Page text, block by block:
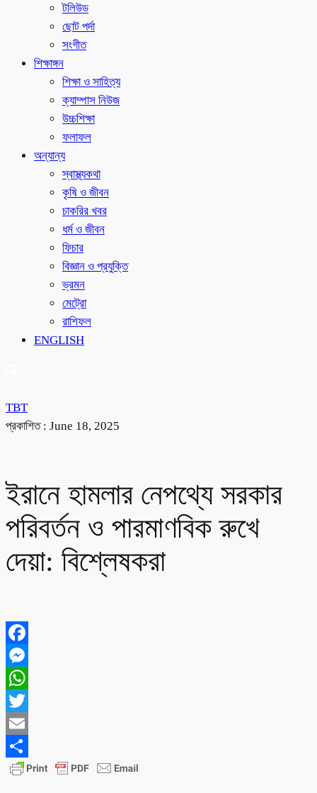
টলিউড
ছোট পর্দা
সংগীত
শিক্ষাঙ্গন
শিক্ষা ও সাহিত্য
ক্যাম্পাস নিউজ
উচ্চশিক্ষা
ফলাফল
অন্যান্য
স্বাস্থ্যকথা
কৃষি ও জীবন
চাকরির খবর
ধর্ম ও জীবন
ফিচার
বিজ্ঞান ও প্রযুক্তি
ভ্রমন
মেট্রো
রাশিফল
ENGLISH
TBT
প্রকাশিত : June 18, 2025
ইরানে হামলার নেপথ্যে সরকার
পরিবর্তন ও পারমাণবিক রুখে
দেয়া: বিশ্লেষকরা
Facebook
Messenger
WhatsApp
Twitter
Email
Share